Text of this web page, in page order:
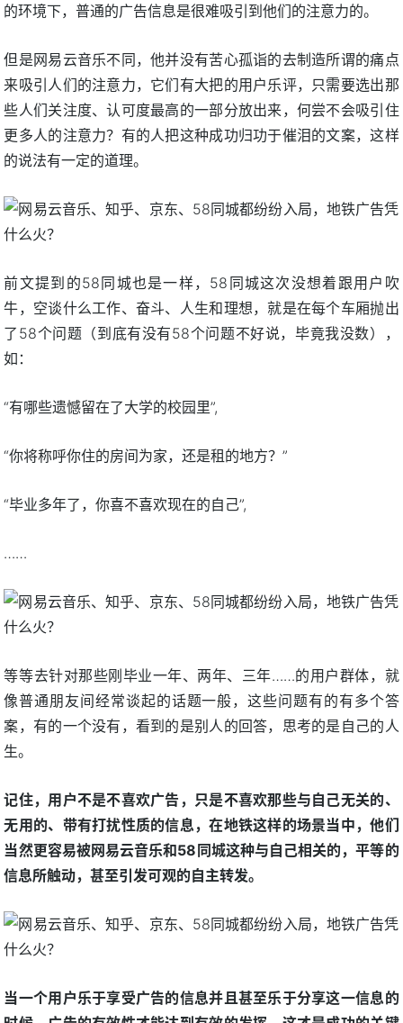
的环境下，普通的广告信息是很难吸引到他们的注意力的。
但是网易云音乐不同，他并没有苦心孤诣的去制造所谓的痛点
来吸引人们的注意力，它们有大把的用户乐评，只需要选出那
些人们关注度、认可度最高的一部分放出来，何尝不会吸引住
更多人的注意力？有的人把这种成功归功于催泪的文案，这样
的说法有一定的道理。
前文提到的58同城也是一样，58同城这次没想着跟用户吹
牛，空谈什么工作、奋斗、人生和理想，就是在每个车厢抛出
了58个问题（到底有没有58个问题不好说，毕竟我没数），
如：
“有哪些遗憾留在了大学的校园里”,
“你将称呼你住的房间为家，还是租的地方？”
“毕业多年了，你喜不喜欢现在的自己”,
……
等等去针对那些刚毕业一年、两年、三年……的用户群体，就
像普通朋友间经常谈起的话题一般，这些问题有的有多个答
案，有的一个没有，看到的是别人的回答，思考的是自己的人
生。
记住，用户不是不喜欢广告，只是不喜欢那些与自己无关的、
无用的、带有打扰性质的信息，在地铁这样的场景当中，他们
当然更容易被网易云音乐和58同城这种与自己相关的，平等的
信息所触动，甚至引发可观的自主转发。
当一个用户乐于享受广告的信息并且甚至乐于分享这一信息的